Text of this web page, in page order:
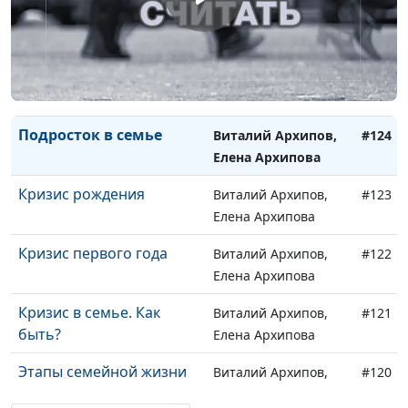
Кризис пожилого
возраста
Виталий Архипов,
Елена Архипова
#126
Кризис ``пустого гнезда``
Виталий Архипов,
Елена Архипова
#125
Подросток в семье
Виталий Архипов,
Елена Архипова
#124
Кризис рождения
Виталий Архипов,
Елена Архипова
#123
Кризис первого года
Виталий Архипов,
Елена Архипова
#122
Кризис в семье. Как
быть?
Виталий Архипов,
Елена Архипова
#121
Этапы семейной жизни
Виталий Архипов,
#120